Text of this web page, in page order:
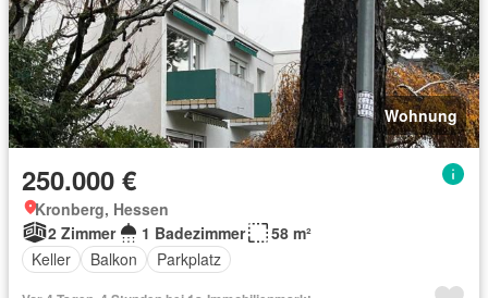
Wohnung
250.000 €
Kronberg, Hessen
2 Zimmer
1 Badezimmer
58 m²
Keller
Balkon Parkplatz